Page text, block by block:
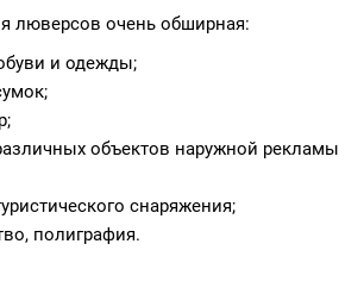
люверсов очень обширная:
и одежды;
объектов наружной рекламы
снаряжения;
полиграфия.